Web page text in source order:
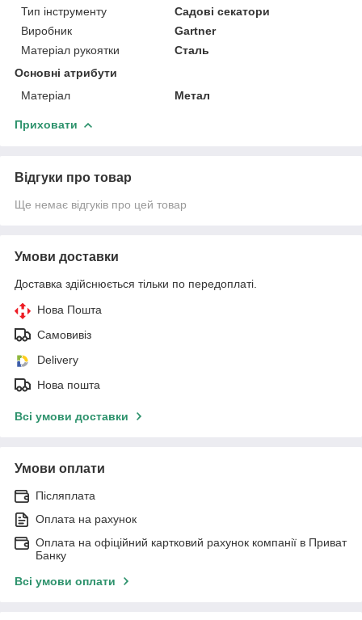
Тип інструменту
Садові секатори
Виробник
Gartner
Матеріал рукоятки
Сталь
Основні атрибути
Матеріал
Метал
Приховати
Відгуки про товар
Ще немає відгуків про цей товар
Умови доставки
Доставка здійснюється тільки по передоплаті.
Нова Пошта
Самовивіз
Delivery
Нова пошта
Всі умови доставки
Умови оплати
Післяплата
Оплата на рахунок
Оплата на офіційний картковий рахунок компанії в Приват
Банку
Всі умови оплати